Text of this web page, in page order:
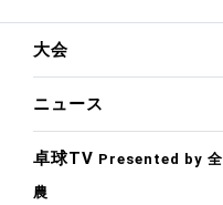
大会
ニュース
卓球TV Presented by 全
農